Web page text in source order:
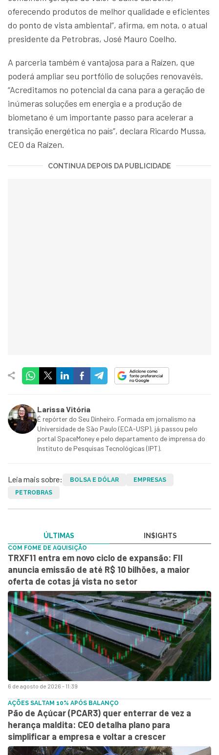
oferecendo produtos de melhor qualidade e eficientes
do ponto de vista ambiental”, afirma, em nota, o atual
presidente da Petrobras, José Mauro Coelho.
A parceria também é vantajosa para a Raízen, que
poderá ampliar seu portfólio de soluções renovavéis.
“Acreditamos no potencial da cana para a geração de
inúmeras soluções em energia e a produção de
biometano é um importante passo para acelerar a
transição energética no país”, declara Ricardo Mussa,
CEO da Raízen.
CONTINUA DEPOIS DA PUBLICIDADE
Larissa Vitória
É repórter do Seu Dinheiro. Formada em jornalismo na
Universidade de São Paulo (ECA-USP), já passou pelo
portal SpaceMoney e pelo departamento de imprensa do
Instituto de Pesquisas Tecnológicas (IPT).
Leia mais sobre: BOLSA E DÓLAR
EMPRESAS
PETROBRAS
ÚLTIMAS IN$IGHTS
6 de agosto de 2026 - 11:39
COM FOME DE AQUISIÇÃO
TRXF11 entra em novo ciclo de expansão: FII
anuncia emissão de até R$ 10 bilhões, a maior
oferta de cotas já vista no setor
AÇÕES SALTAM 10% APÓS BALANÇO
Pão de Açúcar (PCAR3) quer enterrar de vez a
herança maldita: CEO detalha plano para
simplificar a empresa e voltar a crescer